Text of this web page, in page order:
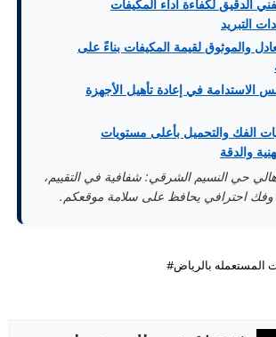
الدقيق لكفاءة أداء المكيفات
التبريد
والموثوق لقيمة المكيفات بناءً على
الاستدامة في إعادة تأهيل الأجهزة
الفك والتحميل بأعلى مستويات
والدقة
حي النسيم الشرقي: شفافية في التقييم،
وفك احترافي يحافظ على سلامة موقعكم.
المستعمله بالرياض#